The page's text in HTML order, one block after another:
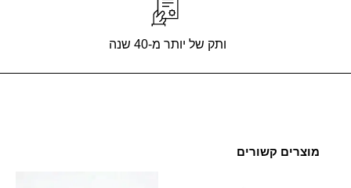
ותק של יותר מ-40 שנה
מוצרים קשורים